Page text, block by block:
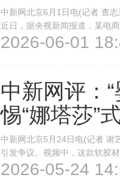
中新网北京6月1日电(记者 查
近日，据央视新闻报道，某电
一”。细看发现，这些“TOP1”
2026-06-01
中新网评：
惕“娜塔莎”
中新网北京5月24日电(记者 谢
引发争议。视频中，这款软胶
在宣传时更是用“养娃不如捏娃
2026-05-24